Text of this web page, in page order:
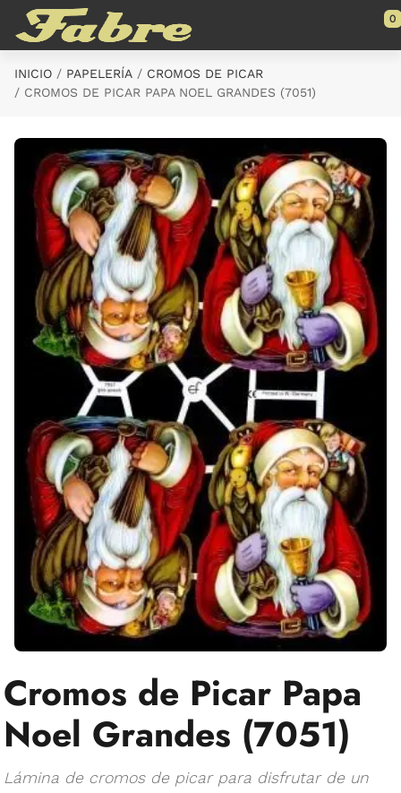
Saltar al contenido principal
0
INICIO PAPELERÍA
CROMOS DE PICAR
CROMOS DE PICAR PAPA NOEL GRANDES (7051)
Cromos de Picar Papa
Noel Grandes (7051)
Lámina de cromos de picar para disfrutar de un